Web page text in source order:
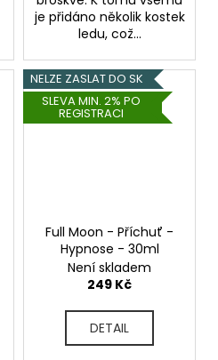
je přidáno několik kostek
ledu, což...
NELZE ZASLAT DO SK
SLEVA MIN. 2% PO
REGISTRACI
Full Moon - Příchuť -
Hypnose - 30ml
Není skladem
249 Kč
DETAIL